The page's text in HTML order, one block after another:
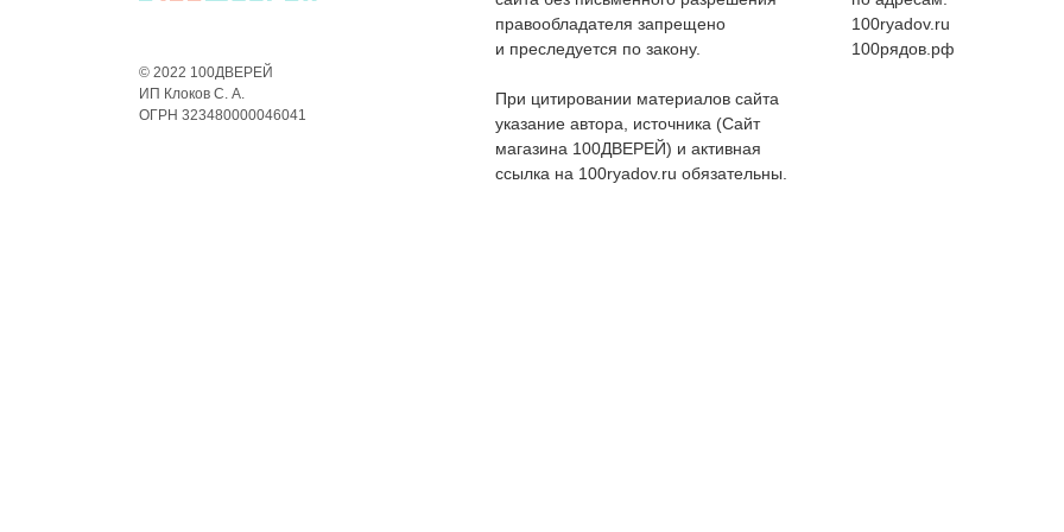
© 2022 100ДВЕРЕЙ
ИП Клоков С. А.
ОГРН 323480000046041
правообладателя запрещено
и преследуется по закону.
При цитировании материалов сайта
указание автора, источника (Сайт
магазина 100ДВЕРЕЙ) и активная
ссылка на 100ryadov.ru обязательны.
100ryadov.ru
100рядов.рф